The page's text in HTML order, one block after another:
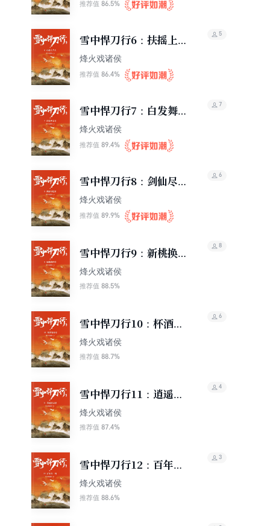
推荐值 86.5%
雪中悍刀行6：扶摇上青
天
烽火戏诸侯
推荐值 86.4%
5
雪中悍刀行7：白发舞太
安
烽火戏诸侯
推荐值 89.4%
7
雪中悍刀行8：剑仙尽低
眉
烽火戏诸侯
推荐值 89.9%
6
雪中悍刀行9：新桃换旧
符
烽火戏诸侯
推荐值 88.5%
8
雪中悍刀行10：杯酒贺
新凉
烽火戏诸侯
推荐值 88.7%
6
雪中悍刀行11：逍遥游
春秋
烽火戏诸侯
推荐值 87.4%
4
雪中悍刀行12：百年问
一剑
烽火戏诸侯
推荐值 88.6%
3